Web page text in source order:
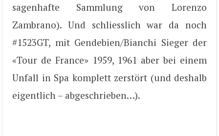
sagenhafte Sammlung von Lorenzo
Zambrano). Und schliesslich war da noch
#1523GT, mit Gendebien/Bianchi Sieger der
«Tour de France» 1959, 1961 aber bei einem
Unfall in Spa komplett zerstört (und deshalb
eigentlich – abgeschrieben…).